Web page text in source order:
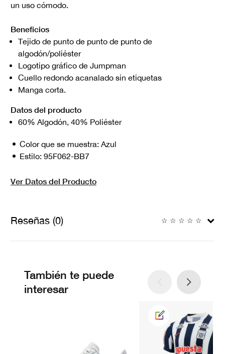
un uso cómodo.
Beneficios
Tejido de punto de punto de punto de
algodón/poliéster
Logotipo gráfico de Jumpman
Cuello redondo acanalado sin etiquetas
Manga corta.
Datos del producto
60% Algodón, 40% Poliéster
Color que se muestra: Azul
Estilo: 95F062-BB7
Ver Datos del Producto
Reseñas (0) ☆ ☆ ☆ ☆ ☆
También te puede
interesar